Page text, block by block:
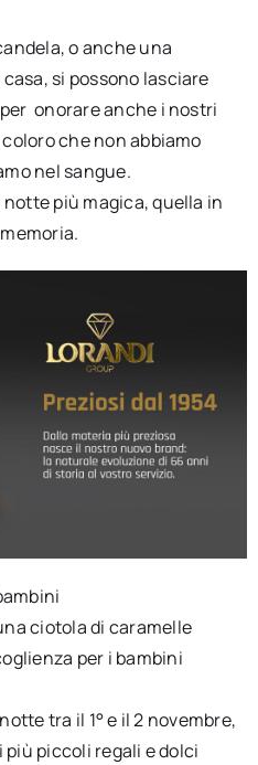
o anche una
si possono lasciare
onorare anche i nostri
che non abbiamo
nel sangue.
più magica, quella in
ciotola di caramelle
per i bambini
tra il 1° e il 2 novembre,
piccoli regali e dolci